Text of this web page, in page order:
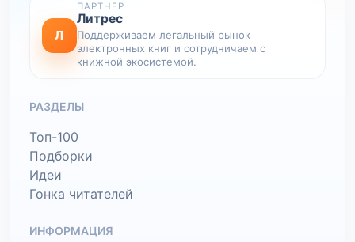
Л
ПАРТНЕР
Литрес
Поддерживаем легальный рынок
электронных книг и сотрудничаем с
книжной экосистемой.
РАЗДЕЛЫ
Топ-100
Подборки
Идеи
Гонка читателей
ИНФОРМАЦИЯ